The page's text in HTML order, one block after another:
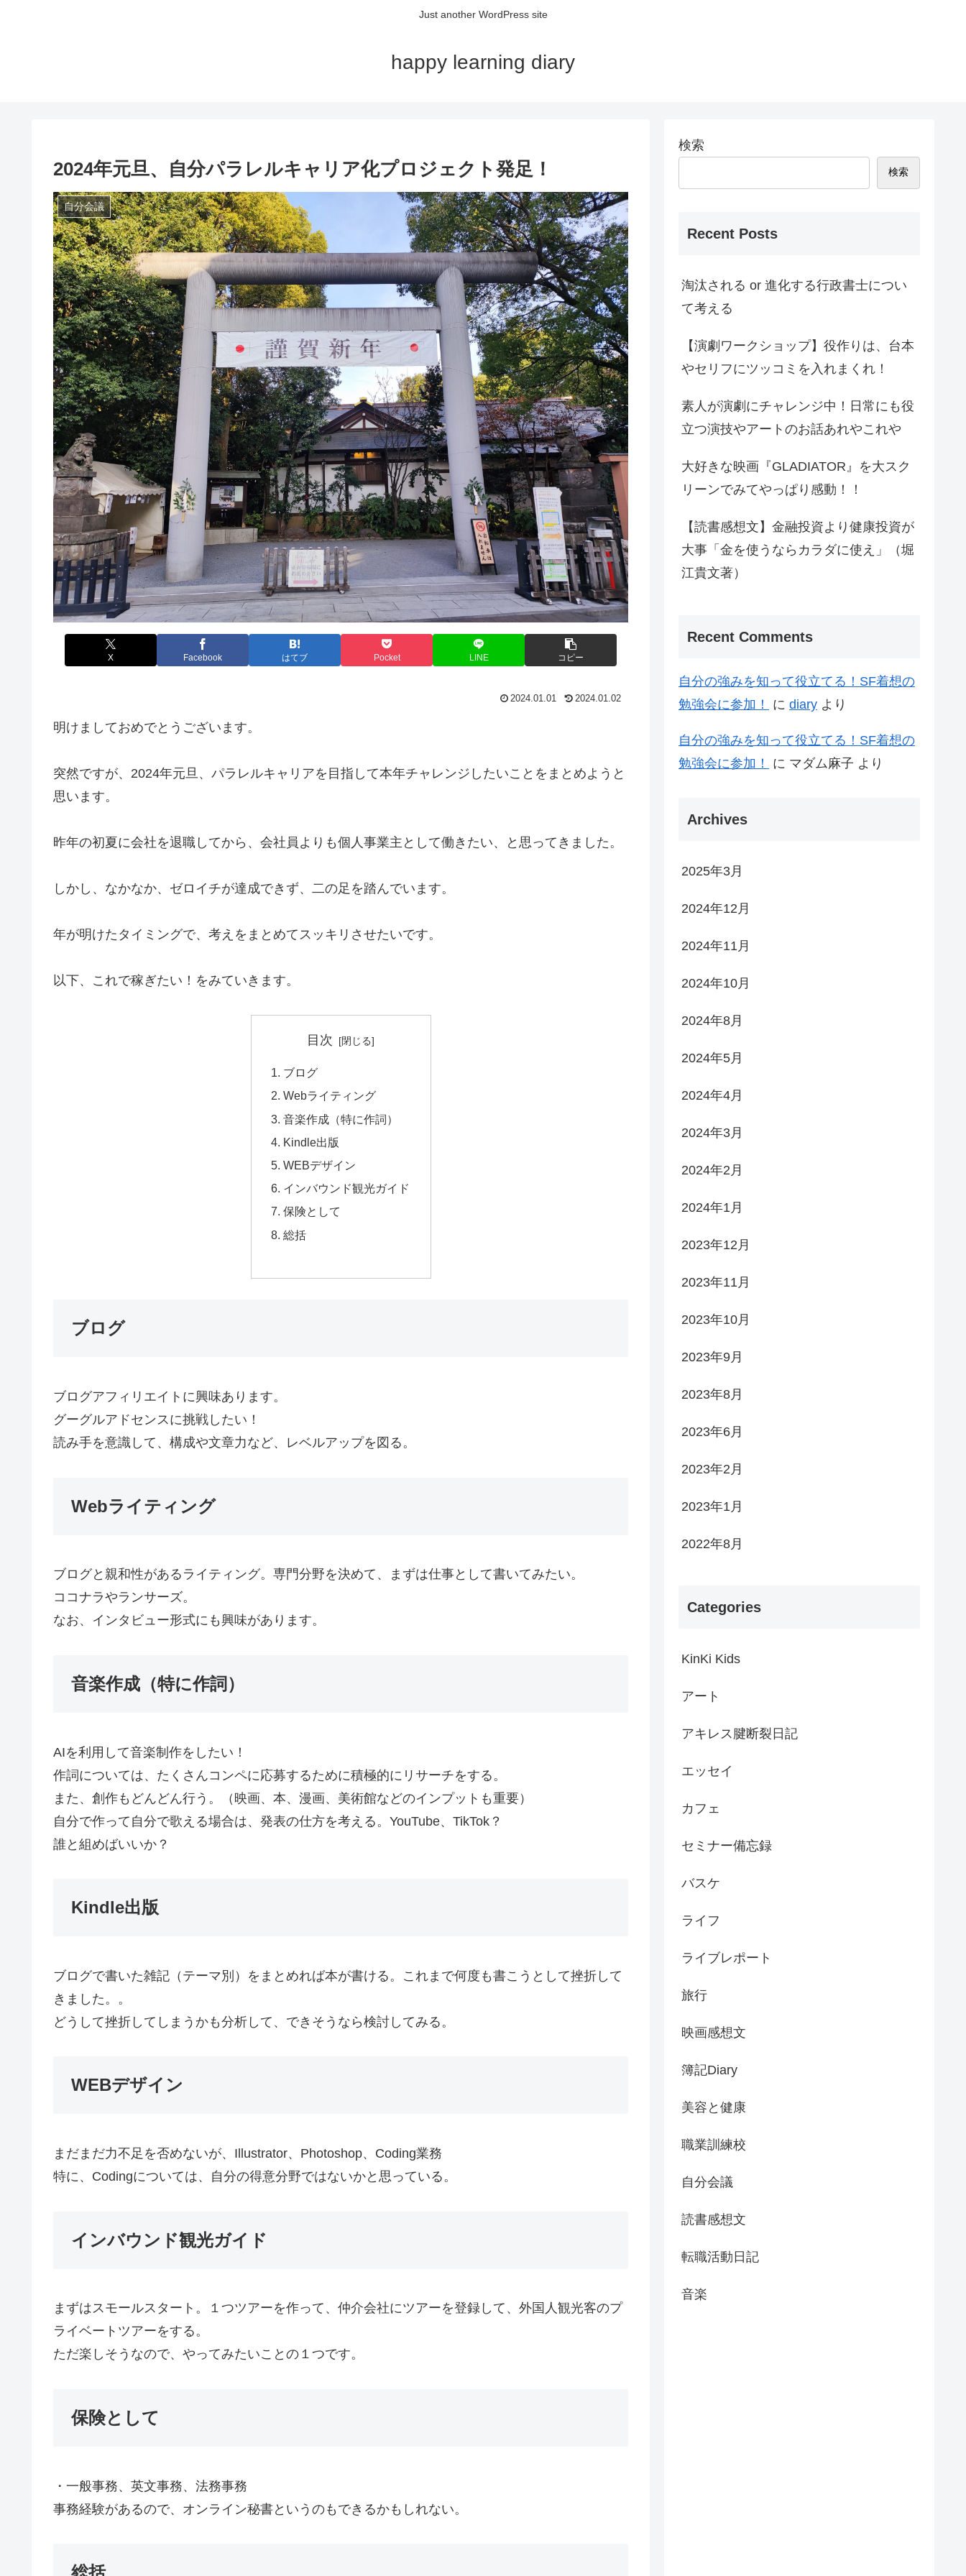
Just another WordPress site
happy learning diary
2024年元旦、自分パラレルキャリア化プロジェクト発足！
自分会議
X Facebook はてブ Pocket LINE コピー
2024.01.01 2024.01.02
明けましておめでとうございます。
突然ですが、2024年元旦、パラレルキャリアを目指して本年チャレンジしたいことをまとめようと
思います。
昨年の初夏に会社を退職してから、会社員よりも個人事業主として働きたい、と思ってきました。
しかし、なかなか、ゼロイチが達成できず、二の足を踏んでいます。
年が明けたタイミングで、考えをまとめてスッキリさせたいです。
以下、これで稼ぎたい！をみていきます。
目次
ブログ
Webライティング
音楽作成（特に作詞）
Kindle出版
WEBデザイン
インバウンド観光ガイド
保険として
総括
ブログ
ブログアフィリエイトに興味あります。
グーグルアドセンスに挑戦したい！
読み手を意識して、構成や文章力など、レベルアップを図る。
Webライティング
ブログと親和性があるライティング。専門分野を決めて、まずは仕事として書いてみたい。
ココナラやランサーズ。
なお、インタビュー形式にも興味があります。
音楽作成（特に作詞）
AIを利用して音楽制作をしたい！
作詞については、たくさんコンペに応募するために積極的にリサーチをする。
また、創作もどんどん行う。（映画、本、漫画、美術館などのインプットも重要）
自分で作って自分で歌える場合は、発表の仕方を考える。YouTube、TikTok？
誰と組めばいいか？
Kindle出版
ブログで書いた雑記（テーマ別）をまとめれば本が書ける。これまで何度も書こうとして挫折して
きました。。
どうして挫折してしまうかも分析して、できそうなら検討してみる。
WEBデザイン
まだまだ力不足を否めないが、Illustrator、Photoshop、Coding業務
特に、Codingについては、自分の得意分野ではないかと思っている。
インバウンド観光ガイド
まずはスモールスタート。１つツアーを作って、仲介会社にツアーを登録して、外国人観光客のプ
ライベートツアーをする。
ただ楽しそうなので、やってみたいことの１つです。
保険として
・一般事務、英文事務、法務事務
事務経験があるので、オンライン秘書というのもできるかもしれない。
検索
検索
Recent Posts
淘汰される or 進化する行政書士につい
て考える
【演劇ワークショップ】役作りは、台本
やセリフにツッコミを入れまくれ！
素人が演劇にチャレンジ中！日常にも役
立つ演技やアートのお話あれやこれや
大好きな映画『GLADIATOR』を大スク
リーンでみてやっぱり感動！！
【読書感想文】金融投資より健康投資が
大事「金を使うならカラダに使え」（堀
江貴文著）
Recent Comments
自分の強みを知って役立てる！SF着想の
勉強会に参加！
に diary より
自分の強みを知って役立てる！SF着想の
勉強会に参加！
に マダム麻子 より
Archives
2025年3月
2024年12月
2024年11月
2024年10月
2024年8月
2024年5月
2024年4月
2024年3月
2024年2月
2024年1月
2023年12月
2023年11月
2023年10月
2023年9月
2023年8月
2023年6月
2023年2月
2023年1月
2022年8月
Categories
KinKi Kids
アート
アキレス腱断裂日記
エッセイ
カフェ
セミナー備忘録
バスケ
ライフ
ライブレポート
旅行
映画感想文
簿記Diary
美容と健康
職業訓練校
自分会議
読書感想文
転職活動日記
音楽